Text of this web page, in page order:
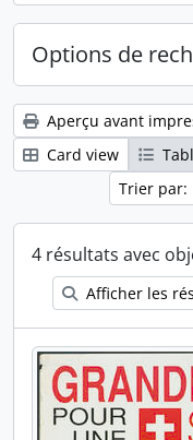
Options de
Aperçu avant
Card view
Trier
4 résultats avec
Afficher les